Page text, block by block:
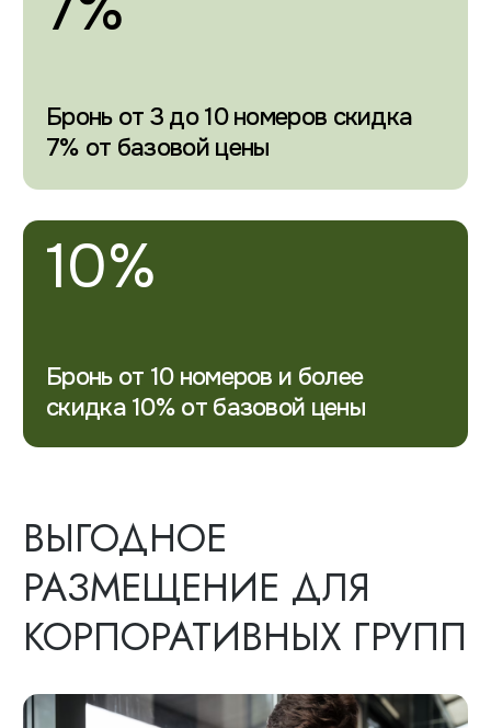
ВЫГОДНОЕ
Для организованных
Деловой туризм